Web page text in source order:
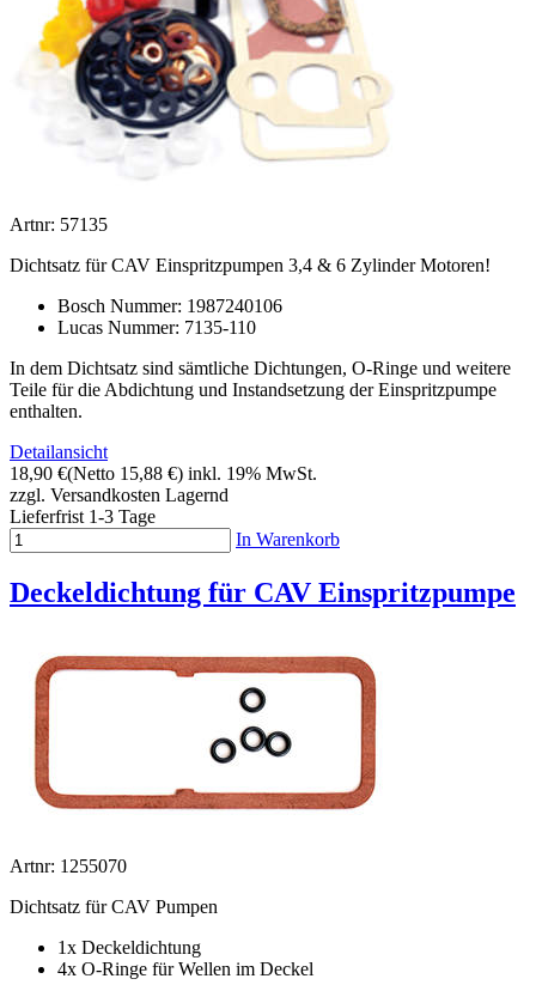
Artnr: 57135
Dichtsatz für CAV Einspritzpumpen 3,4 & 6 Zylinder Motoren!
Bosch Nummer: 1987240106
Lucas Nummer: 7135-110
In dem Dichtsatz sind sämtliche Dichtungen, O-Ringe und weitere
Teile für die Abdichtung und Instandsetzung der Einspritzpumpe
enthalten.
Detailansicht
18,90 €(Netto 15,88 €) inkl. 19% MwSt.
zzgl. Versandkosten Lagernd
Lieferfrist 1-3 Tage
In Warenkorb
Deckeldichtung für CAV Einspritzpumpe
Artnr: 1255070
Dichtsatz für CAV Pumpen
1x Deckeldichtung
4x O-Ringe für Wellen im Deckel